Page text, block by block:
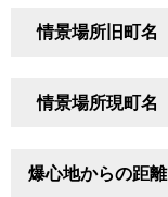
情景場所旧町名
情景場所現町名
爆心地からの距離